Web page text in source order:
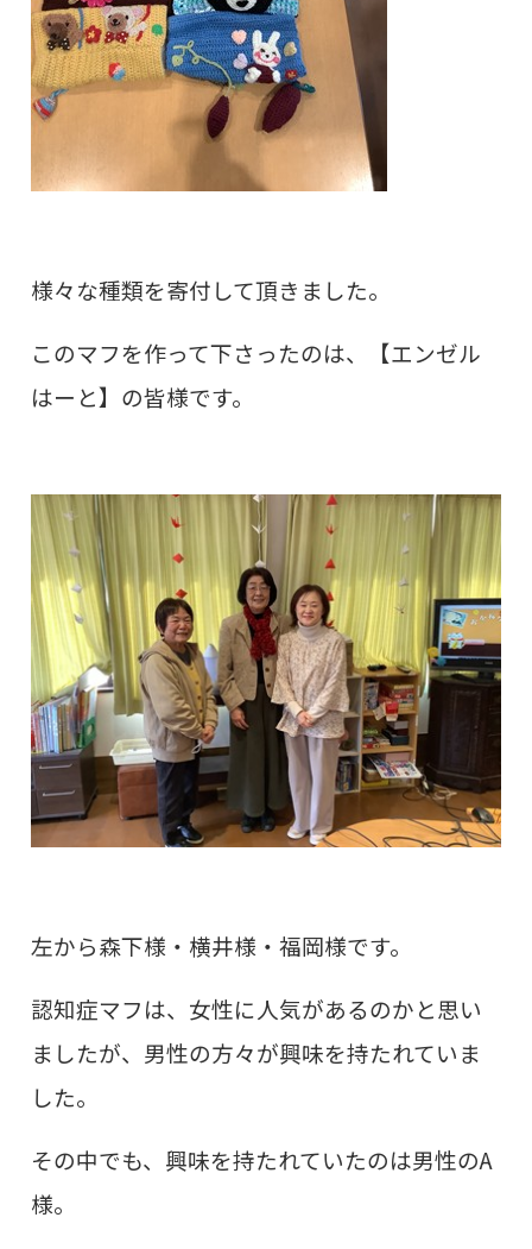
様々な種類を寄付して頂きました。
このマフを作って下さったのは、【エンゼル
はーと】の皆様です。
左から森下様・横井様・福岡様です。
認知症マフは、女性に人気があるのかと思い
ましたが、男性の方々が興味を持たれていま
した。
その中でも、興味を持たれていたのは男性のA
様。